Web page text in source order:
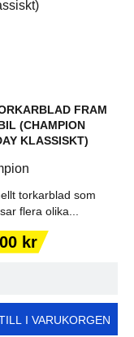
FRAM
(CHAMPION
KLASSISKT)
torkarblad som
flera olika...
kr
I VARUKORGEN